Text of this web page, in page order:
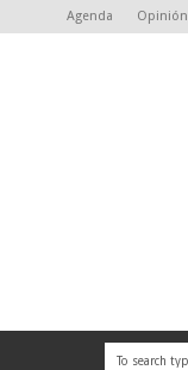
Agenda Opinión